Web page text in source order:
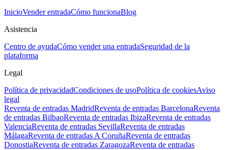
InicioVender entradaCómo funcionaBlog
Asistencia
Centro de ayudaCómo vender una entradaSeguridad de la
plataforma
Legal
Política de privacidadCondiciones de usoPolítica de cookiesAviso
legal
Reventa de entradas MadridReventa de entradas BarcelonaReventa
de entradas BilbaoReventa de entradas IbizaReventa de entradas
ValenciaReventa de entradas SevillaReventa de entradas
MálagaReventa de entradas A CoruñaReventa de entradas
DonostiaReventa de entradas ZaragozaReventa de entradas